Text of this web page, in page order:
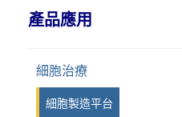
GmbH
iPRASENSE
Viscover
產品應用
細胞治療
細胞製造平台